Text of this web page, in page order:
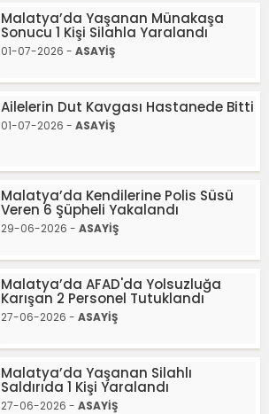
Malatya’da Yaşanan Münakaşa
Sonucu 1 Kişi Silahla Yaralandı
01-07-2026 - ASAYİŞ
Ailelerin Dut Kavgası Hastanede Bitti
01-07-2026 - ASAYİŞ
Malatya’da Kendilerine Polis Süsü
Veren 6 Şüpheli Yakalandı
29-06-2026 - ASAYİŞ
Malatya’da AFAD'da Yolsuzluğa
Karışan 2 Personel Tutuklandı
27-06-2026 - ASAYİŞ
Malatya’da Yaşanan Silahlı
Saldırıda 1 Kişi Yaralandı
27-06-2026 - ASAYİŞ